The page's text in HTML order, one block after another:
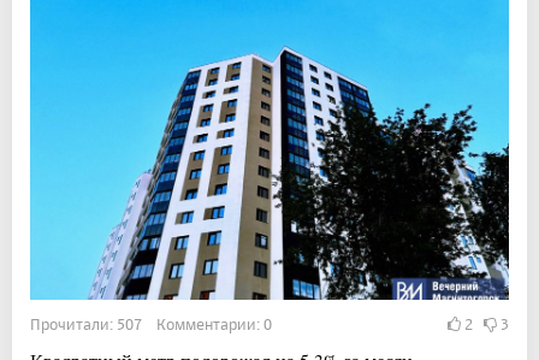
Прочитали: 507 Комментарии: 0 2 3